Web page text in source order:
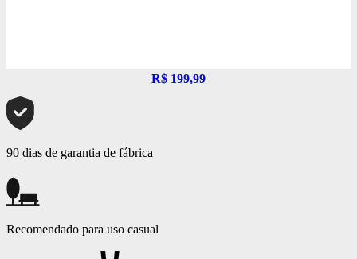
R$ 199,99
90 dias de garantia de fábrica
Recomendado para uso casual